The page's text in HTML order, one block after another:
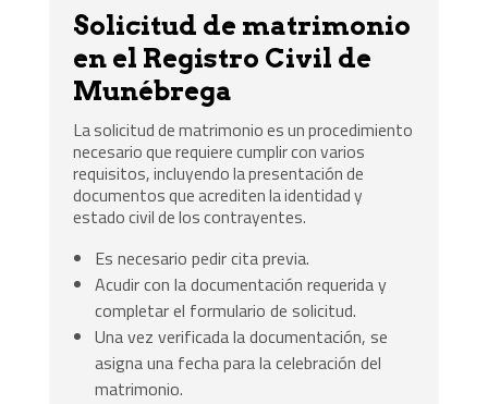
Solicitud de matrimonio
en el Registro Civil de
Munébrega
La solicitud de matrimonio es un procedimiento
necesario que requiere cumplir con varios
requisitos, incluyendo la presentación de
documentos que acrediten la identidad y
estado civil de los contrayentes.
Es necesario pedir cita previa.
Acudir con la documentación requerida y
completar el formulario de solicitud.
Una vez verificada la documentación, se
asigna una fecha para la celebración del
matrimonio.